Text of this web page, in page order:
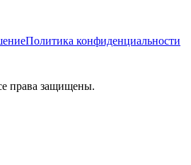
Политика конфиденциальности
права защищены.